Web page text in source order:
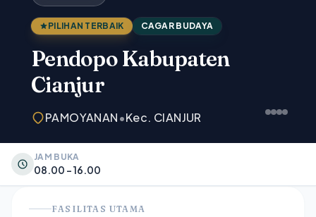
PILIHAN TERBAIK CAGAR BUDAYA
Pendopo Kabupaten
Cianjur
PAMOYANAN•Kec. CIANJUR
JAM BUKA
08.00 - 16.00
FASILITAS UTAMA